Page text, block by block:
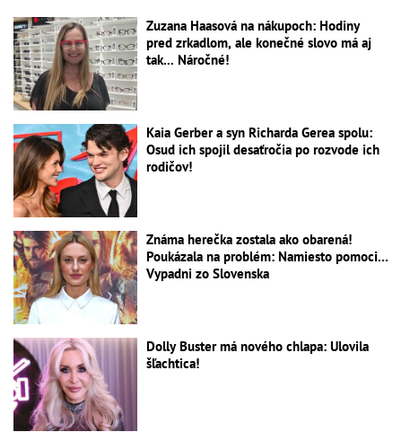
Zuzana Haasová na nákupoch: Hodiny
pred zrkadlom, ale konečné slovo má aj
tak... Náročné!
Kaia Gerber a syn Richarda Gerea spolu:
Osud ich spojil desaťročia po rozvode ich
rodičov!
Známa herečka zostala ako obarená!
Poukázala na problém: Namiesto pomoci...
Vypadni zo Slovenska
Dolly Buster má nového chlapa: Ulovila
šľachtica!